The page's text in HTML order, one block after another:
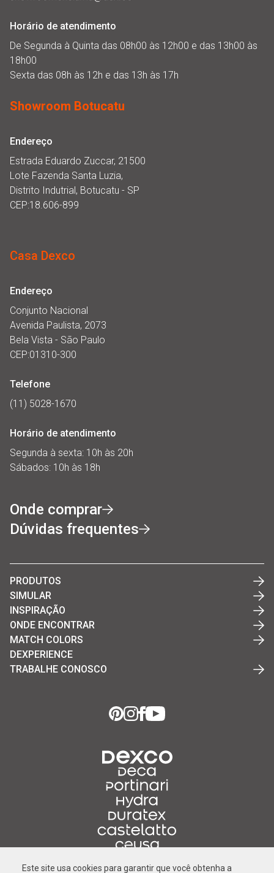
Este site usa cookies para garantir que você obtenha a
Horário de atendimento
De Segunda à Quinta das 08h00 às 12h00 e das 13h00 às
18h00
Sexta das 08h às 12h e das 13h às 17h
Showroom Botucatu
Endereço
Estrada Eduardo Zuccar, 21500
Lote Fazenda Santa Luzia,
Distrito Indutrial, Botucatu - SP
CEP:18.606-899
Casa Dexco
Endereço
Conjunto Nacional
Avenida Paulista, 2073
Bela Vista - São Paulo
CEP:01310-300
Telefone
(11) 5028-1670
Horário de atendimento
Segunda à sexta: 10h às 20h
Sábados: 10h às 18h
Onde comprar
Dúvidas frequentes
PRODUTOS
SIMULAR
INSPIRAÇÃO
ONDE ENCONTRAR
MATCH COLORS
DEXPERIENCE
TRABALHE CONOSCO